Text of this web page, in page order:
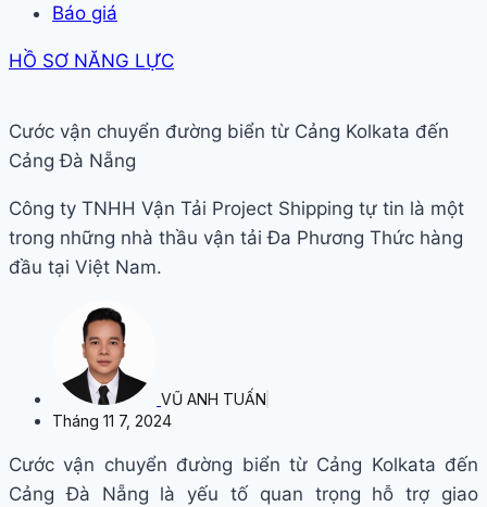
Báo giá
HỒ SƠ NĂNG LỰC
Cước vận chuyển đường biển từ Cảng Kolkata đến
Cảng Đà Nẵng
Công ty TNHH Vận Tải Project Shipping tự tin là một
trong những nhà thầu vận tải Đa Phương Thức hàng
đầu tại Việt Nam.
VŨ ANH TUẤN
Tháng 11 7, 2024
Cước vận chuyển đường biển từ Cảng Kolkata đến
Cảng Đà Nẵng là yếu tố quan trọng hỗ trợ giao